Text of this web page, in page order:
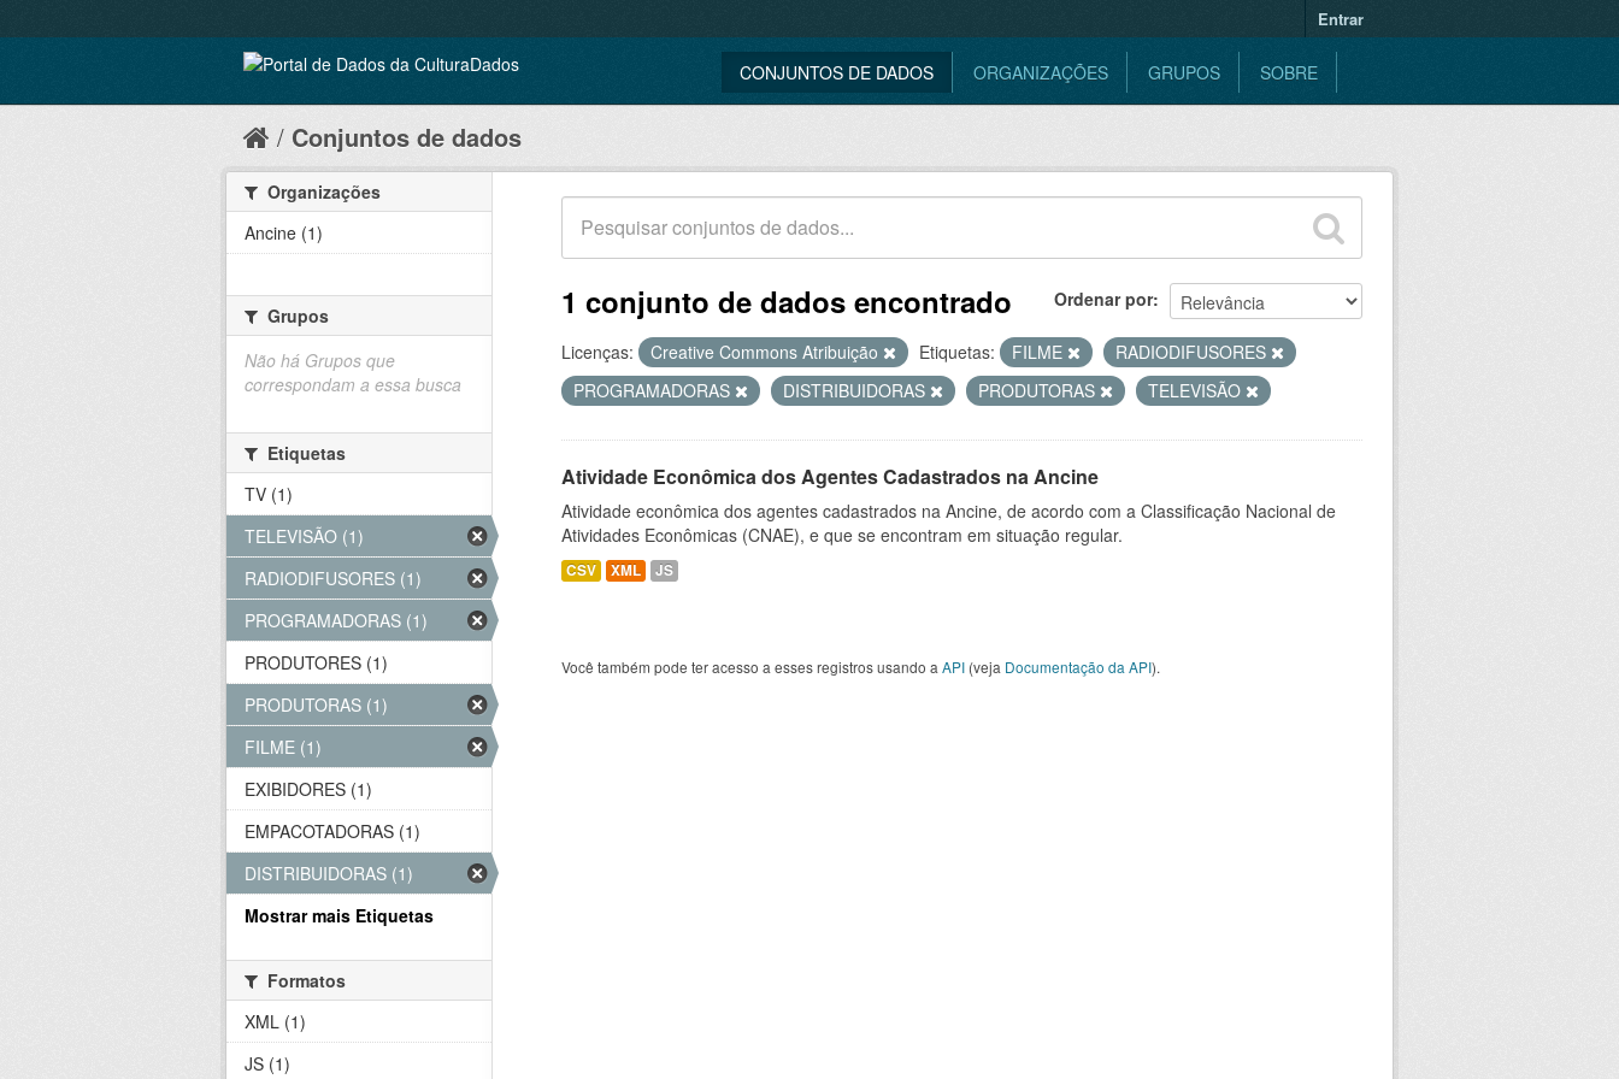
Entrar
CONJUNTOS DE DADOS ORGANIZAÇÕES GRUPOS SOBRE
Conjuntos de dados
Ordenar por
1 conjunto de dados encontrado
Licenças: Creative Commons Atribuição Etiquetas: FILME
RADIODIFUSORES
PROGRAMADORAS
DISTRIBUIDORAS PRODUTORAS TELEVISÃO
Atividade Econômica dos Agentes Cadastrados na Ancine
Atividade econômica dos agentes cadastrados na Ancine, de acordo com a Classificação Nacional de
Atividades Econômicas (CNAE), e que se encontram em situação regular.
CSV XML JS
Você também pode ter acesso a esses registros usando a API (veja Documentação da API).
Organizações
Ancine (1)
Grupos
Não há Grupos que
correspondam a essa busca
Etiquetas
TV (1)
TELEVISÃO (1)
RADIODIFUSORES (1)
PROGRAMADORAS (1)
PRODUTORES (1)
PRODUTORAS (1)
FILME (1)
EXIBIDORES (1)
EMPACOTADORAS (1)
DISTRIBUIDORAS (1)
Mostrar mais Etiquetas
Formatos
XML (1)
JS (1)